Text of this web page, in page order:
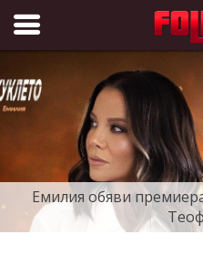
Folk.bg
Емилия обяви